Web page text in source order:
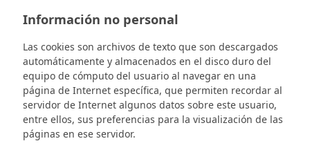
Información no personal
Las cookies son archivos de texto que son descargados
automáticamente y almacenados en el disco duro del
equipo de cómputo del usuario al navegar en una
página de Internet específica, que permiten recordar al
servidor de Internet algunos datos sobre este usuario,
entre ellos, sus preferencias para la visualización de las
páginas en ese servidor.